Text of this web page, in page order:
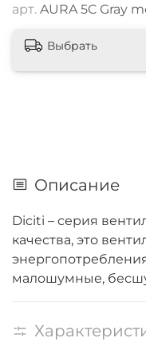
арт. AURA 5C Gray
Выбрать
Описание
Diciti – серия
качества, это
малошумные,